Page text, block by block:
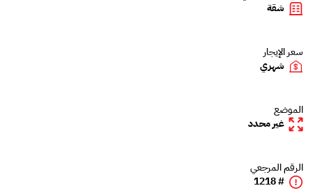
شقة
سعر الإيجار
شهري
الموضع
غير محدد
الرقم المرجعي
# 1218